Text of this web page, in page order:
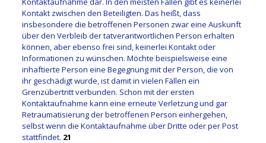
Kontakt zwischen den Beteiligten. Das heißt, dass
insbesondere die betroffenen Personen zwar eine Auskunft
über den Verbleib der tatverantwortlichen Person erhalten
können, aber ebenso frei sind, keinerlei Kontakt oder
Informationen zu wünschen. Möchte beispielsweise eine
inhaftierte Person eine Begegnung mit der Person, die von
ihr geschädigt wurde, ist damit in vielen Fällen ein
Grenzübertritt verbunden. Schon mit der ersten
Kontaktaufnahme kann eine erneute Verletzung und gar
Retraumatisierung der betroffenen Person einhergehen,
selbst wenn die Kontaktaufnahme über Dritte oder per Post
stattfindet. 21